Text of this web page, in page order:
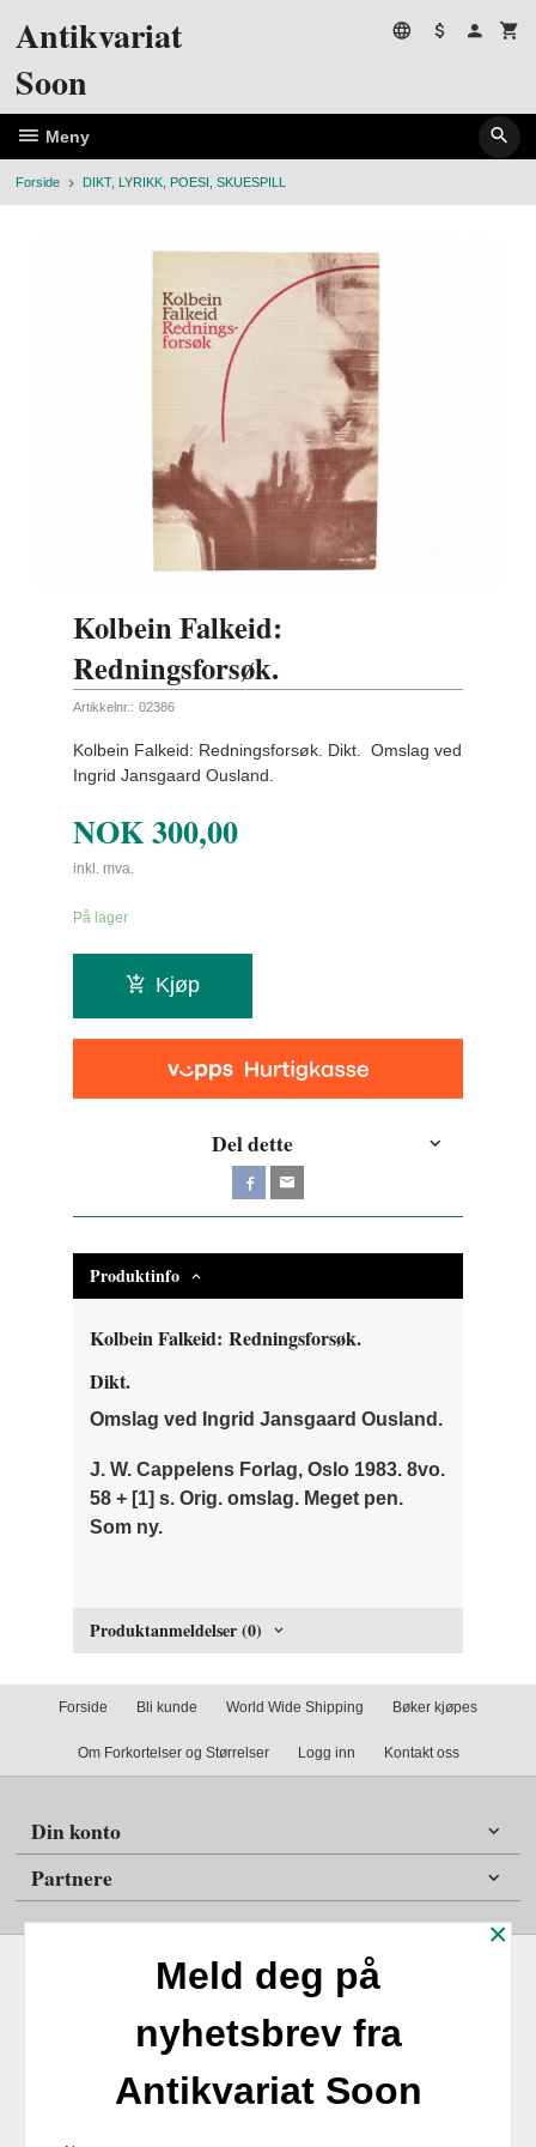
Antikvariat
Soon
Meny
Forside DIKT, LYRIKK, POESI, SKUESPILL
Kolbein Falkeid:
Redningsforsøk.
Artikkelnr.: 02386
Kolbein Falkeid: Redningsforsøk. Dikt. Omslag ved
Ingrid Jansgaard Ousland.
NOK300,00
inkl. mva.
På lager
Kjøp
Del dette
Produktinfo
Kolbein Falkeid: Redningsforsøk.
Dikt.
Omslag ved Ingrid Jansgaard Ousland.
J. W. Cappelens Forlag, Oslo 1983. 8vo.
58 + [1] s. Orig. omslag. Meget pen.
Som ny.
Produktanmeldelser (0)
Forside Bli kunde World Wide Shipping Bøker kjøpes
Om Forkortelser og Størrelser Logg inn Kontakt oss
Din konto
Partnere
Kjøpsbetingelser Sikkerhet og personvern
Nyhetsbrev
×
Meld deg på
nyhetsbrev fra
Antikvariat Soon